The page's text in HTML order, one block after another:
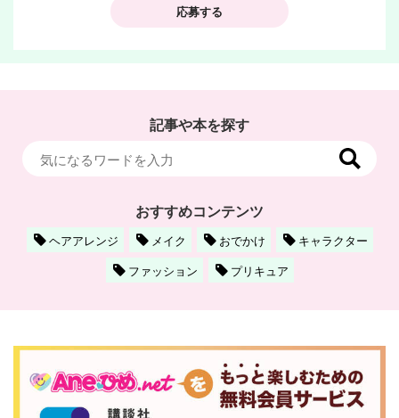
応募する
記事や本を探す
おすすめコンテンツ
ヘアアレンジ メイク おでかけ
キャラクター
ファッション
プリキュア